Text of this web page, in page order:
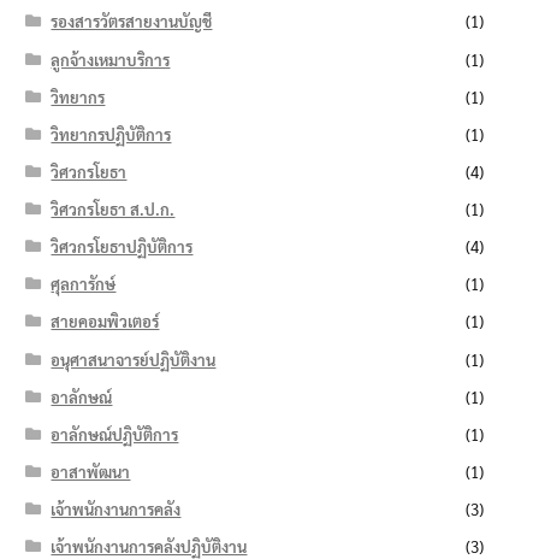
รองสารวัตรสายงานบัญชี
(1)
ลูกจ้างเหมาบริการ
(1)
วิทยากร
(1)
วิทยากรปฏิบัติการ
(1)
วิศวกรโยธา
(4)
วิศวกรโยธา ส.ป.ก.
(1)
วิศวกรโยธาปฏิบัติการ
(4)
ศุลการักษ์
(1)
สายคอมพิวเตอร์
(1)
อนุศาสนาจารย์ปฏิบัติงาน
(1)
อาลักษณ์
(1)
อาลักษณ์ปฏิบัติการ
(1)
อาสาพัฒนา
(1)
เจ้าพนักงานการคลัง
(3)
เจ้าพนักงานการคลังปฏิบัติงาน
(3)